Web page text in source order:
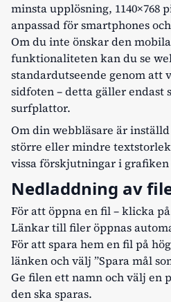
minsta upplösning, 1140×768
anpassad för smartphones
Om du inte önskar den
funktionaliteten kan du se
standardutseende genom att
sidfoten – detta gäller endast
surfplattor.
Om din webbläsare är
större eller mindre
vissa förskjutningar i
Nedladdning av
För att öppna en fil – klicka
Länkar till filer öppnas
För att spara hem en fil på
länken och välj ”Spara mål
Ge filen ett namn och välj en
den ska sparas.